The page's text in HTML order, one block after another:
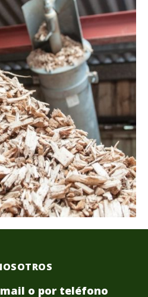
o por teléfono